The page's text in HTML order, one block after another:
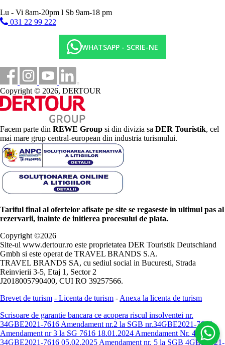
Lu - Vi 8am-20pm l Sb 9am-18 pm
031 22 99 222
WHATSAPP - SCRIE-NE
Copyright © 2026, DERTOUR
Facem parte din REWE Group si din divizia sa DER Touristik, cel
mai mare grup central-european din industria turismului.
Tariful final al ofertelor afisate pe site se regaseste in ultimul pas al
rezervarii, inainte de initierea procesului de plata.
Copyright ©2026
Site-ul www.dertour.ro este proprietatea DER Touristik Deutschland
Gmbh si este operat de TRAVEL BRANDS S.A.
TRAVEL BRANDS SA, cu sediul social in Bucuresti, Strada
Reinvierii 3-5, Etaj 1, Sector 2
J2018005790400, CUI RO 39257566.
Brevet de turism - Licenta de turism - Anexa la licenta de turism
Scrisoare de garantie bancara ce acopera riscul insolventei nr.
34GBE2021-7616 Amendament nr.2 la SGB nr.34GBE2021-7616
Amendament nr 3 la SG 7616 18.01.2024 Amendament Nr. 4 -
34GBE2021-7616 05.02.2025 Amendament nr. 5 la SGB 4GBE2021-